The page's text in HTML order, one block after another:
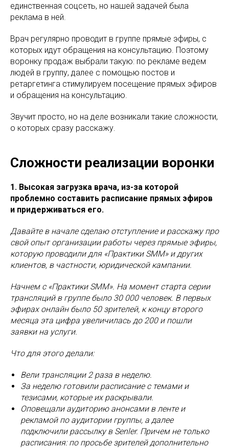
единственная соцсеть, но нашей задачей была
реклама в ней.
Врач регулярно проводит в группе прямые эфиры, с
которых идут обращения на консультацию. Поэтому
воронку продаж выбрали такую: по рекламе ведем
людей в группу, далее с помощью постов и
ретаргетинга стимулируем посещение прямых эфиров
и обращения на консультацию.
Звучит просто, но на деле возникали такие сложности,
о которых сразу расскажу.
Сложности реализации воронки
1. Высокая загрузка врача, из-за которой
проблемно составить расписание прямых эфиров
и придерживаться его.
Давайте в начале сделаю отступление и расскажу про
свой опыт организации работы через прямые эфиры,
которую проводили для «Практики SMM» и других
клиентов, в частности, юридической кампании.
Начнем с «Практики SMM». На момент старта серии
трансляций в группе было 30 000 человек. В первых
эфирах онлайн было 50 зрителей, к концу второго
месяца эта цифра увеличилась до 200 и пошли
заявки на услуги.
Что для этого делали:
Вели трансляции 2 раза в неделю.
За неделю готовили расписание с темами и
тезисами, которые их раскрывали.
Оповещали аудиторию анонсами в ленте и
рекламой по аудитории группы, а далее
подключили рассылку в Senler. Причем не только
расписания: по просьбе зрителей дополнительно